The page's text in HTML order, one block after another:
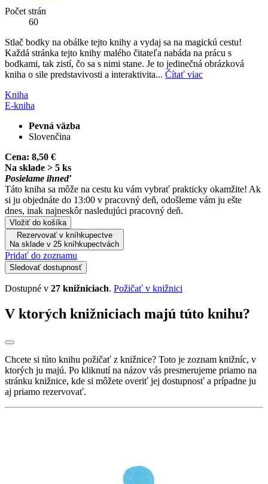
Počet strán
60
Stlač bodky na obálke tejto knihy a vydaj sa na magickú cestu!
Každá stránka tejto knihy malého čitateľa nabáda na prácu s
bodkami, tak zistí, čo sa s nimi stane. Je to jedinečná obrázková
kniha o sile predstavivosti a interaktivita... Čítať viac
Kniha
E-kniha
Pevná väzba
Slovenčina
Cena: 8,50 €
Na sklade > 5 ks
Posielame ihneď
Táto kniha sa môže na cestu ku vám vybrať prakticky okamžite! Ak
si ju objednáte do 13:00 v pracovný deň, odošleme vám ju ešte
dnes, inak najneskôr nasledujúci pracovný deň.
Vložiť do košíka
Rezervovať v kníhkupectve
Na sklade v 25 kníhkupectvách
Pridať do zoznamu
Sledovať dostupnosť
Dostupné v 27 knižniciach. Požičať v knižnici
V ktorých knižniciach majú túto knihu?
Chcete si túto knihu požičať z knižnice? Toto je zoznam knižníc, v
ktorých ju majú. Po kliknutí na názov vás presmerujeme priamo na
stránku knižnice, kde si môžete overiť jej dostupnosť a prípadne ju
aj priamo rezervovať.